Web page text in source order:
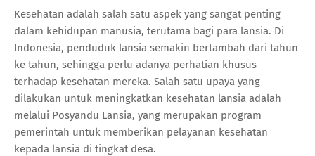
Kesehatan adalah salah satu aspek yang sangat penting
dalam kehidupan manusia, terutama bagi para lansia. Di
Indonesia, penduduk lansia semakin bertambah dari tahun
ke tahun, sehingga perlu adanya perhatian khusus
terhadap kesehatan mereka. Salah satu upaya yang
dilakukan untuk meningkatkan kesehatan lansia adalah
melalui Posyandu Lansia, yang merupakan program
pemerintah untuk memberikan pelayanan kesehatan
kepada lansia di tingkat desa.